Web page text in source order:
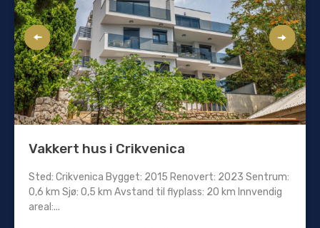
Vakkert hus i Crikvenica
Sted: Crikvenica Bygget: 2015 Renovert: 2023 Sentrum:
0,6 km Sjø: 0,5 km Avstand til flyplass: 20 km Innvendig
areal:...